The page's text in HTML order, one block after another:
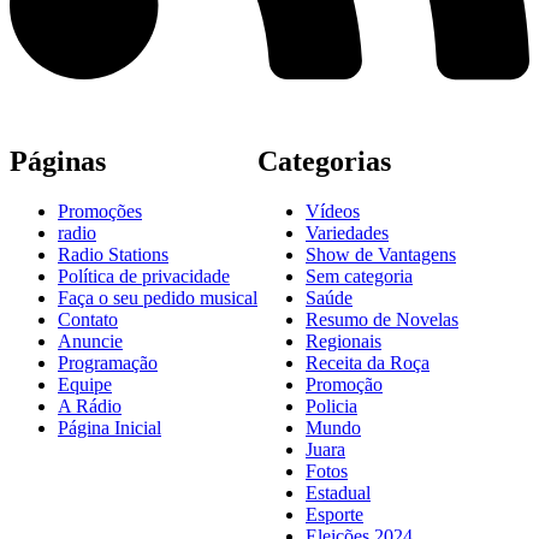
Páginas
Promoções
radio
Radio Stations
Política de privacidade
Faça o seu pedido musical
Contato
Anuncie
Programação
Equipe
A Rádio
Página Inicial
Categorias
Vídeos
Variedades
Show de Vantagens
Sem categoria
Saúde
Resumo de Novelas
Regionais
Receita da Roça
Promoção
Policia
Mundo
Juara
Fotos
Estadual
Esporte